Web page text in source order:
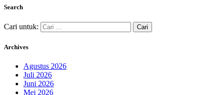
Search
Cari untuk:
Archives
Agustus 2026
Juli 2026
Juni 2026
Mei 2026